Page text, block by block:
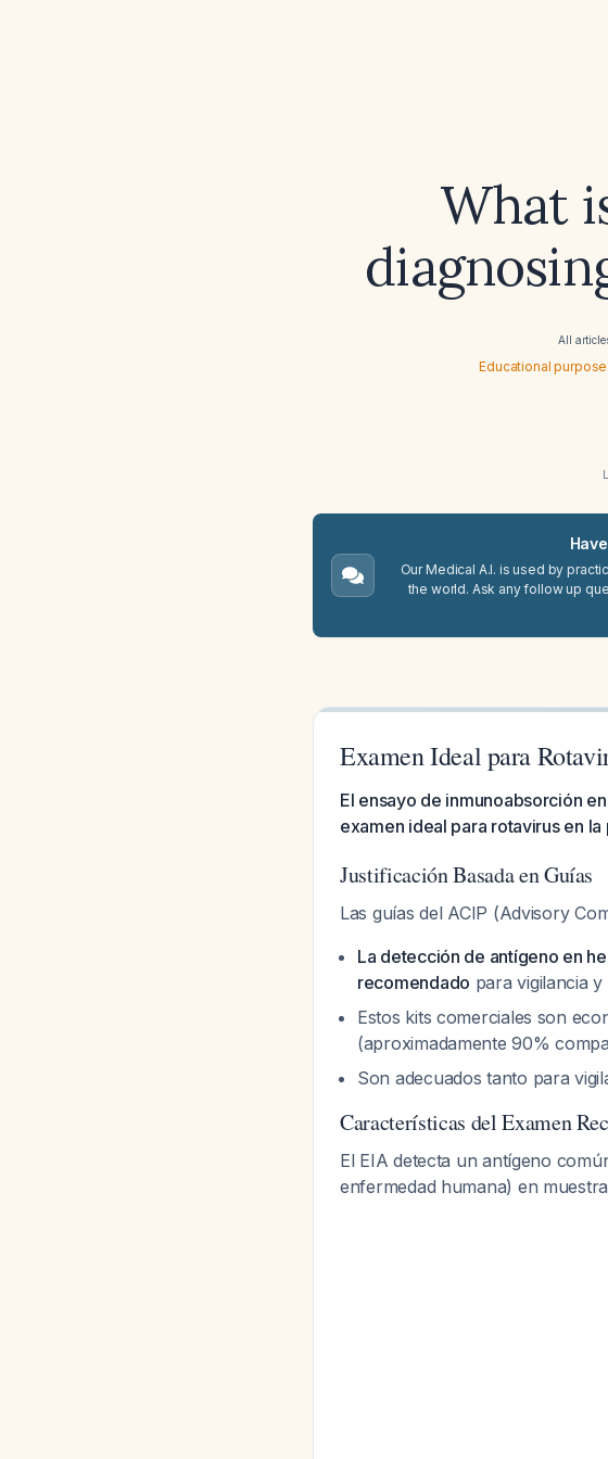
What
All
Educational
Our Medical A.I. is used by
the world. Ask any follow up
Examen Ideal para
El ensayo de inmunoabsorción
examen ideal para rotavirus en
Justificación Basada en Guías
Las guías del ACIP (Advisory
La detección de antígeno en
recomendado para vigilancia
Estos kits comerciales son
(aproximadamente 90%
Son adecuados tanto para
Características del Examen
El EIA detecta un antígeno
enfermedad humana) en